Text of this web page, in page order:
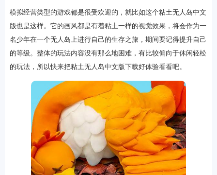
模拟经营类型的游戏都是很受欢迎的，就比如这个粘土无人岛中文
版也是这样。它的画风都是有着粘土一样的视觉效果，将会作为一
名少年在一个无人岛上进行自己的生存之旅，期间要记得提升自己
的等级。整体的玩法内容没有那么地困难，有比较偏向于休闲轻松
的玩法，所以快来把粘土无人岛中文版下载好体验看看吧。